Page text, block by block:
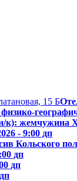
к): жемчужина
- 9:00 дп
Кольского
дп
дп